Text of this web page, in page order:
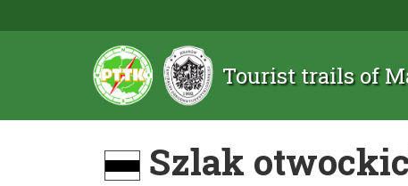
Tourist trails of
Szlak